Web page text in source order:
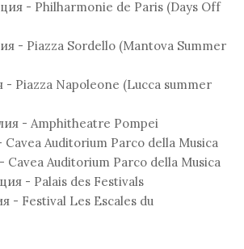
- Philharmonie de Paris (Days Off
- Piazza Sordello (Mantova Summer
- Piazza Napoleone (Lucca summer
- Amphitheatre Pompei
Auditorium Parco della Musica
Auditorium Parco della Musica
- Palais des Festivals
- Festival Les Escales du